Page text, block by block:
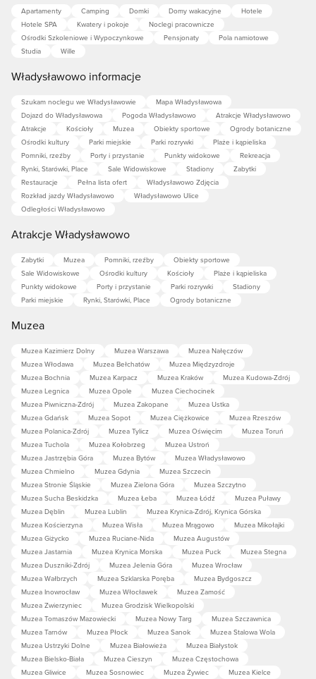
Apartamenty Camping Domki Domy wakacyjne
Hotele
Hotele SPA
Kwatery i pokoje
Noclegi pracownicze
Ośrodki Szkoleniowe i Wypoczynkowe
Pensjonaty
Pola namiotowe
Studia
Wille
Władysławowo informacje
Szukam noclegu we Władysławowie
Mapa Władysławowa
Dojazd do Władysławowa
Pogoda Władysławowo
Atrakcje Władysławowo
Atrakcje
Kościoły Muzea Obiekty sportowe
Ogrody botaniczne
Ośrodki kultury
Parki miejskie Parki rozrywki
Plaże i kąpieliska
Pomniki, rzeźby
Porty i przystanie Punkty widokowe
Rekreacja
Rynki, Starówki, Place
Sale Widowiskowe Stadiony
Zabytki
Restauracje
Pełna lista ofert
Władysławowo Zdjęcia
Rozkład jazdy Władysławowo
Władysławowo Ulice
Odległości Władysławowo
Atrakcje Władysławowo
Zabytki Muzea Pomniki, rzeźby
Obiekty sportowe
Sale Widowiskowe
Ośrodki kultury Kościoły
Plaże i kąpieliska
Punkty widokowe
Porty i przystanie Parki rozrywki
Stadiony
Parki miejskie
Rynki, Starówki, Place Ogrody botaniczne
Muzea
Muzea Kazimierz Dolny Muzea Warszawa
Muzea Nałęczów
Muzea Włodawa
Muzea Bełchatów
Muzea Międzyzdroje
Muzea Bochnia
Muzea Karpacz Muzea Kraków
Muzea Kudowa-Zdrój
Muzea Legnica
Muzea Opole
Muzea Ciechocinek
Muzea Piwniczna-Zdrój
Muzea Zakopane
Muzea Ustka
Muzea Gdańsk
Muzea Sopot Muzea Ciężkowice
Muzea Rzeszów
Muzea Polanica-Zdrój
Muzea Tylicz Muzea Oświęcim
Muzea Toruń
Muzea Tuchola
Muzea Kołobrzeg
Muzea Ustroń
Muzea Jastrzębia Góra
Muzea Bytów
Muzea Władysławowo
Muzea Chmielno
Muzea Gdynia
Muzea Szczecin
Muzea Stronie Śląskie
Muzea Zielona Góra
Muzea Szczytno
Muzea Sucha Beskidzka
Muzea Łeba Muzea Łódź
Muzea Puławy
Muzea Dęblin
Muzea Lublin
Muzea Krynica-Zdrój, Krynica Górska
Muzea Kościerzyna
Muzea Wisła Muzea Mrągowo
Muzea Mikołajki
Muzea Giżycko
Muzea Ruciane-Nida
Muzea Augustów
Muzea Jastarnia
Muzea Krynica Morska Muzea Puck
Muzea Stegna
Muzea Duszniki-Zdrój
Muzea Jelenia Góra
Muzea Wrocław
Muzea Wałbrzych
Muzea Szklarska Poręba
Muzea Bydgoszcz
Muzea Inowrocław
Muzea Włocławek
Muzea Zamość
Muzea Zwierzyniec
Muzea Grodzisk Wielkopolski
Muzea Tomaszów Mazowiecki
Muzea Nowy Targ
Muzea Szczawnica
Muzea Tarnów
Muzea Płock Muzea Sanok
Muzea Stalowa Wola
Muzea Ustrzyki Dolne
Muzea Białowieża
Muzea Białystok
Muzea Bielsko-Biała
Muzea Cieszyn
Muzea Częstochowa
Muzea Gliwice
Muzea Sosnowiec Muzea Żywiec
Muzea Kielce